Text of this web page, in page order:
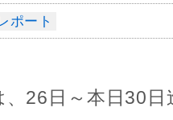
ポート
26日～本日30日